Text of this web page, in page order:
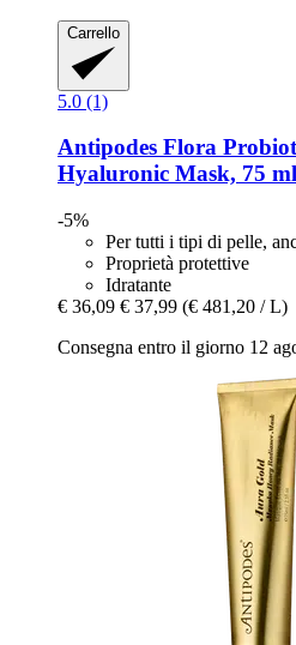
Carrello
5.0 (1)
Antipodes Flora
Hyaluronic Mask, 75 ml
-5%
Per tutti i tipi di pelle,
Proprietà protettive
Idratante
€ 36,09 € 37,99 (€ 481,20 / L)
Consegna entro il giorno 12